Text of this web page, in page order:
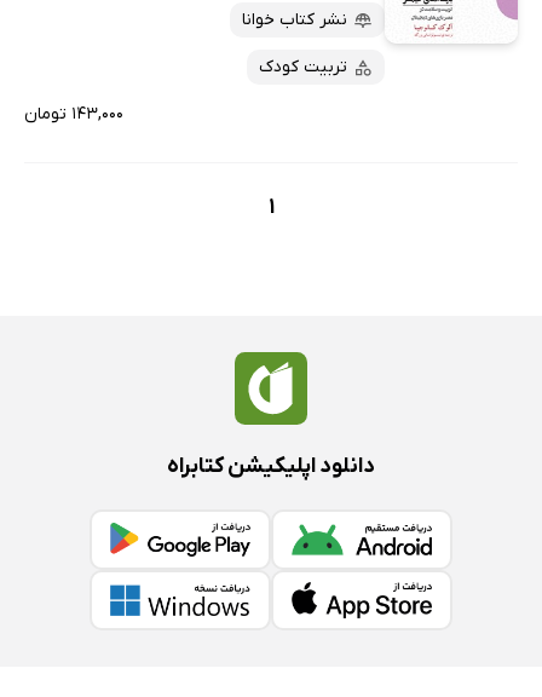
پربحث‌هانشر کتاب خوانا
تربیت کودک
۱۴۳,۰۰۰ تومان
1
دانلود اپلیکیشن کتابراه